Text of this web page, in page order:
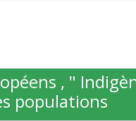
, "
populations